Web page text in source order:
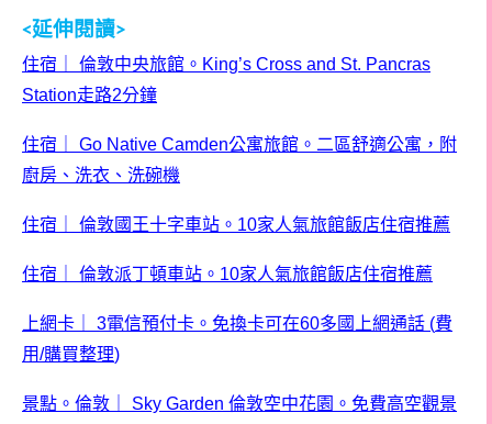
<延伸閱讀>
住宿 倫敦中央旅館。 King’s Cross and St. Pancras
Station走路2分鐘
住宿 Go Native Camden公寓旅館。二區舒適公寓，附
廚房、洗衣、洗碗機
住宿 倫敦國王十字車站。 10家人氣旅館飯店住宿推薦
住宿 倫敦派丁頓車站。 10家人氣旅館飯店住宿推薦
上網卡 3電信預付卡。免換卡可在60多國上網通話 (費
用/購買整理)
景點。倫敦 Sky Garden 倫敦空中花園。免費高空觀景